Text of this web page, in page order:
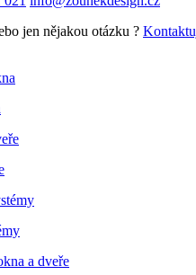
jen nějakou otázku ?